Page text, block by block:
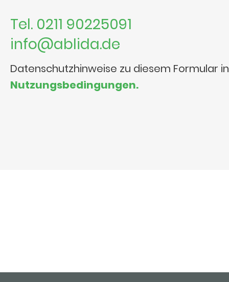
Tel. 0211 90225091
info@ablida.de
Datenschutzhinweise zu diesem Formular
Nutzungsbedingungen.